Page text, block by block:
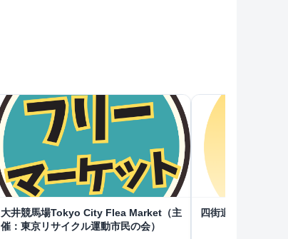
大井競馬場Tokyo City Flea Market（主
催：東京リサイクル運動市民の会）
四街道市朝市